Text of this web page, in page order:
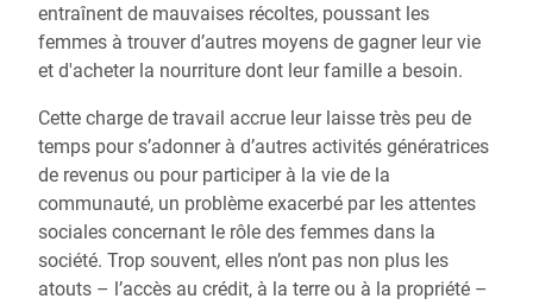
entraînent de mauvaises récoltes, poussant les
femmes à trouver d’autres moyens de gagner leur vie
et d'acheter la nourriture dont leur famille a besoin.
Cette charge de travail accrue leur laisse très peu de
temps pour s’adonner à d’autres activités génératrices
de revenus ou pour participer à la vie de la
communauté, un problème exacerbé par les attentes
sociales concernant le rôle des femmes dans la
société. Trop souvent, elles n’ont pas non plus les
atouts – l’accès au crédit, à la terre ou à la propriété –